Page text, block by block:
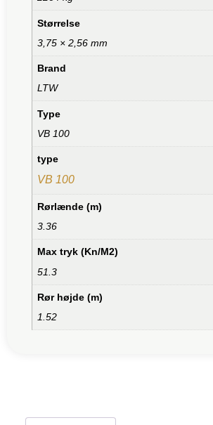
Størrelse
3,75 × 2,56 mm
Brand
LTW
Type
VB 100
type
VB 100
Rørlænde (m)
3.36
Max tryk (Kn/M2)
51.3
Rør højde (m)
1.52